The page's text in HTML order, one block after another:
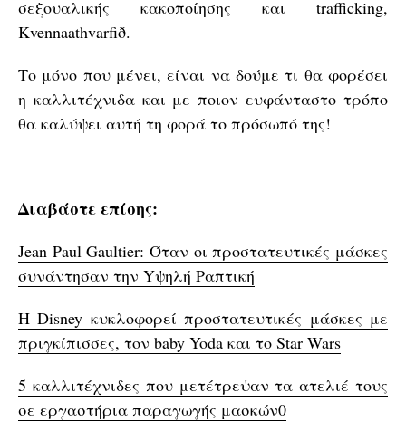
σεξουαλικής κακοποίησης και trafficking,
Kvennaathvarfið.
Το μόνο που μένει, είναι να δούμε τι θα φορέσει
η καλλιτέχνιδα και με ποιον ευφάνταστο τρόπο
θα καλύψει αυτή τη φορά το πρόσωπό της!
Διαβάστε επίσης:
Jean Paul Gaultier: Όταν οι προστατευτικές μάσκες
συνάντησαν την Yψηλή Ραπτική
H Disney κυκλοφορεί προστατευτικές μάσκες με
πριγκίπισσες, τον baby Yoda και το Star Wars
5 καλλιτέχνιδες που μετέτρεψαν τα ατελιέ τους
σε εργαστήρια παραγωγής μασκών0